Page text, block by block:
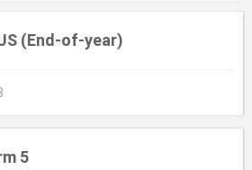
(End-of-year)
5